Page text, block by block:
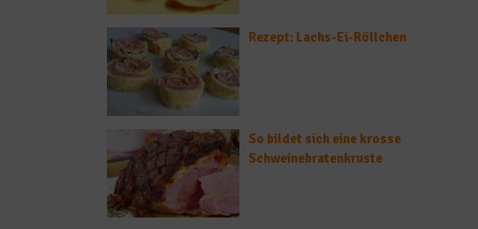
Rezept: Lachs-Ei-Röllchen
So bildet sich eine krosse
Schweinebratenkruste